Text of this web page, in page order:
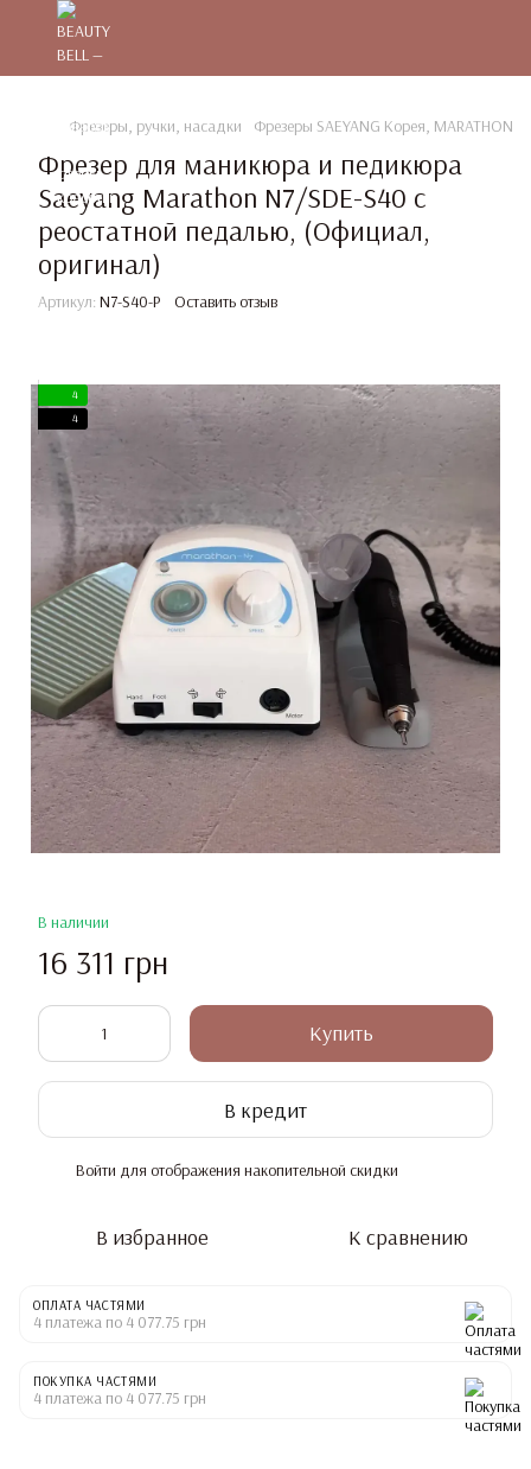
Фрезеры, ручки, насадки Фрезеры SAEYANG Корея, MARATHON,
Фрезер для маникюра и педикюра
Saeyang Marathon N7/SDE-S40 с
реостатной педалью, (Официал,
оригинал)
Артикул: N7-S40-P Оставить отзыв
4
4
В наличии
16 311 грн
Купить
В кредит
Войти для отображения накопительной скидки
В избранное К сравнению
ОПЛАТА ЧАСТЯМИ
4 платежа по 4 077.75 грн
ПОКУПКА ЧАСТЯМИ
4 платежа по 4 077.75 грн